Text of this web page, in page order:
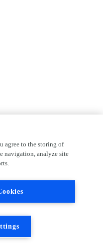
agree to the storing of
navigation, analyze site